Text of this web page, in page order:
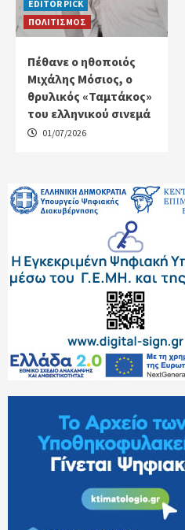
EDITOR PICK
ΠΟΛΙΤΙΣΜΟΣ
Πέθανε ο ηθοποιός
Μιχάλης Μόσιος, ο
θρυλικός «Ταμτάκος»
του ελληνικού σινεμά
01/07/2026